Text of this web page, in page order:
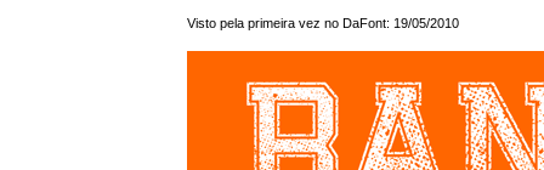
Visto pela primeira vez no DaFont: 19/05/2010